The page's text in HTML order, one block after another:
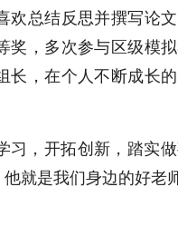
欢总结反思并撰写论
奖，多次参与区级模
长，在个人不断成长
习，开拓创新，踏实
就是我们身边的好老师